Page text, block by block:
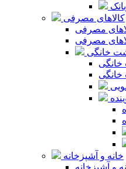
کالاهای مصرفی
مصرفی
مصرفی
خانگی
خانگی
خانگی
خانه و آشپزخانه
و آشپزخانه